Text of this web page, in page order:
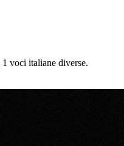
1 voci italiane diverse.